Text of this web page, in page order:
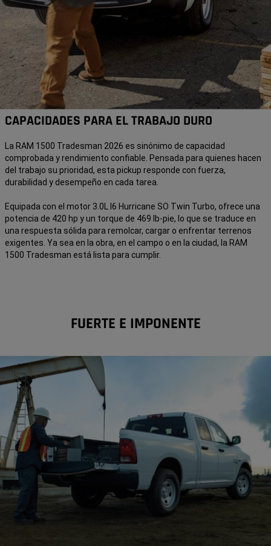
CAPACIDADES PARA EL TRABAJO DURO
La RAM 1500 Tradesman 2026 es sinónimo de capacidad
comprobada y rendimiento confiable. Pensada para quienes hacen
del trabajo su prioridad, esta pickup responde con fuerza,
durabilidad y desempeño en cada tarea.
Equipada con el motor 3.0L I6 Hurricane SO Twin Turbo, ofrece una
potencia de 420 hp y un torque de 469 lb-pie, lo que se traduce en
una respuesta sólida para remolcar, cargar o enfrentar terrenos
exigentes. Ya sea en la obra, en el campo o en la ciudad, la RAM
1500 Tradesman está lista para cumplir.
FUERTE E IMPONENTE